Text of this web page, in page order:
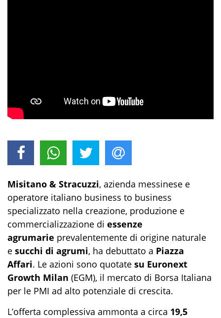
Misitano & Stracuzzi, azienda messinese e
operatore italiano business to business
specializzato nella creazione, produzione e
commercializzazione di essenze
agrumarie prevalentemente di origine naturale
e succhi di agrumi, ha debuttato a Piazza
Affari. Le azioni sono quotate su Euronext
Growth Milan (EGM), il mercato di Borsa Italiana
per le PMI ad alto potenziale di crescita.
L’offerta complessiva ammonta a circa 19,5